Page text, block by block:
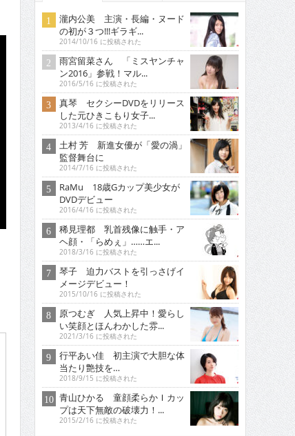
瀧内公美 主演・長編・ヌード
の初が３つ!!!ギラギ...
2014/10/16 に投稿された
雨宮留菜さん 「ミスヤンチャ
ン2016」参戦！マル...
2016/5/16 に投稿された
真琴 セクシーDVDをリリース
した元ひきこもり女子...
2013/4/16 に投稿された
土村 芳 新進女優が「愛の渦」
監督舞台に
2014/7/16 に投稿された
RaMu 18歳Gカップ美少女が
DVDデビュー
2016/4/16 に投稿された
稀見理都 乳首残像に触手・ア
ヘ顔・「らめぇ」……エ...
2018/3/16 に投稿された
琴子 迫力バストを引っさげイ
メージデビュー！
2015/10/16 に投稿された
原つむぎ 人気上昇中！愛らし
い笑顔とほんわかした雰...
2021/3/16 に投稿された
行平あい佳 初主演で大胆な体
当たり艶技を…
2018/9/15 に投稿された
青山ひかる 童顔柔らかＩカッ
プは天下無敵の破壊力！...
2015/2/16 に投稿された